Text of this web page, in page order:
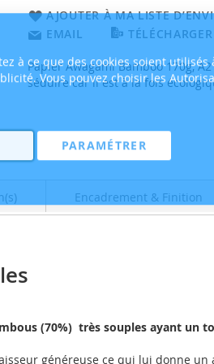
à ce que des cookies soient utilisés
Vous pouvez choisir les
PARAMÉTRER
AJOUTER À MA LISTE
EMAIL
Papier Awagami Bamboo 170g,
séduire car il est à la fois
(70%) très souples ayant un
généreuse ce qui lui donne un
Encadrement & Finition